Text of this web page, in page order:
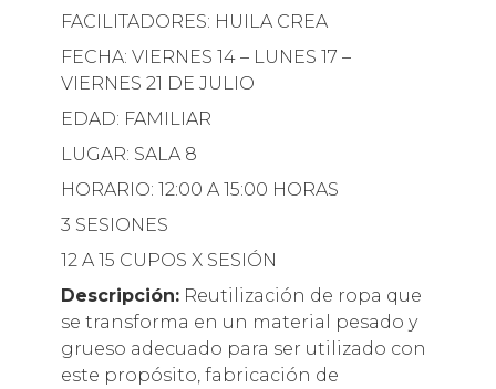
FACILITADORES: HUILA CREA
FECHA: VIERNES 14 – LUNES 17 –
VIERNES 21 DE JULIO
EDAD: FAMILIAR
LUGAR: SALA 8
HORARIO: 12:00 A 15:00 HORAS
3 SESIONES
12 A 15 CUPOS X SESIÓN
Descripción:Reutilización de ropa que
se transforma en un material pesado y
grueso adecuado para ser utilizado con
este propósito, fabricación de